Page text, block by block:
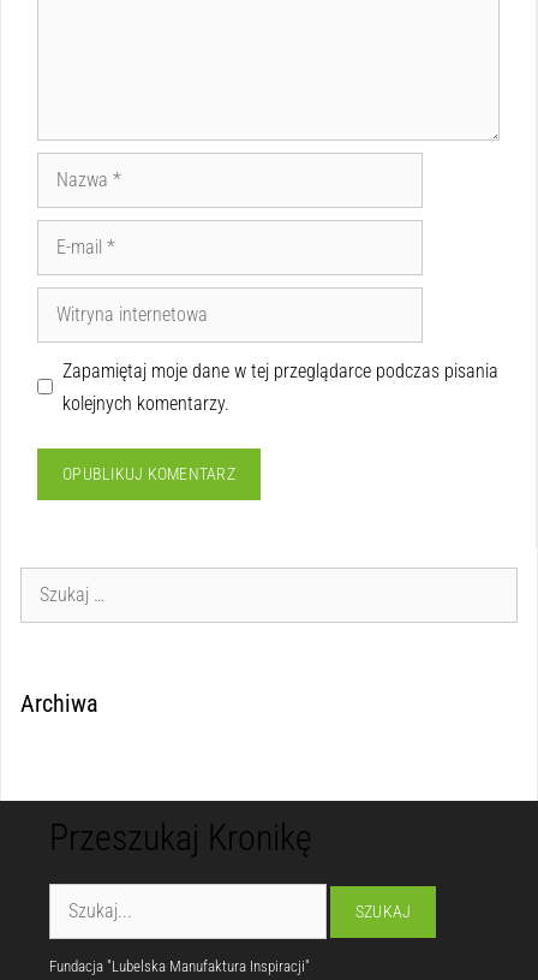
Zapamiętaj moje dane w tej przeglądarce podczas pisania
kolejnych komentarzy.
Archiwa
Przeszukaj Kronikę
Fundacja "Lubelska Manufaktura Inspiracji"